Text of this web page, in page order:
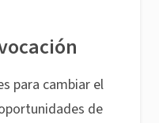
para cambiar el
de